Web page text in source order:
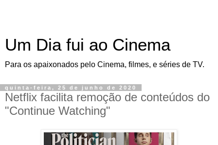
Um Dia fui ao Cinema
Para os apaixonados pelo Cinema, filmes, e séries de TV.
quinta-feira, 25 de junho de 2020
Netflix facilita remoção de conteúdos do
"Continue Watching"